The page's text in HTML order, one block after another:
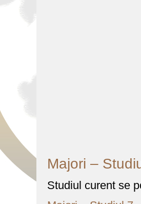
Majori –
Studiul curent se